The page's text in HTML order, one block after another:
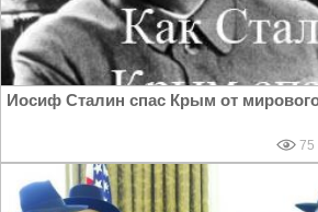
Иосиф Сталин спас Крым от
75